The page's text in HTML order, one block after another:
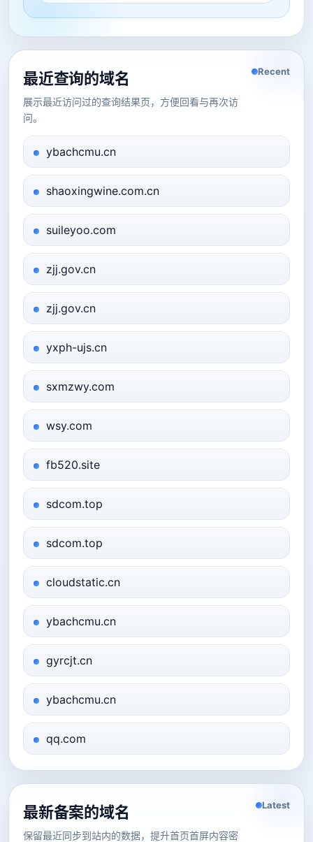
最近查询的域名
展示最近访问过的查询结果页，方便回看与再次访
问。
Recent
ybachcmu.cn
shaoxingwine.com.cn
suileyoo.com
zjj.gov.cn
zjj.gov.cn
yxph-ujs.cn
sxmzwy.com
wsy.com
fb520.site
sdcom.top
sdcom.top
cloudstatic.cn
ybachcmu.cn
gyrcjt.cn
ybachcmu.cn
qq.com
最新备案的域名
保留最近同步到站内的数据，提升首页首屏内容密
Latest